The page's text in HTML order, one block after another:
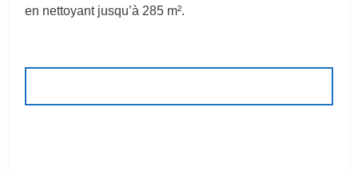
en nettoyant jusqu’à 285 m².